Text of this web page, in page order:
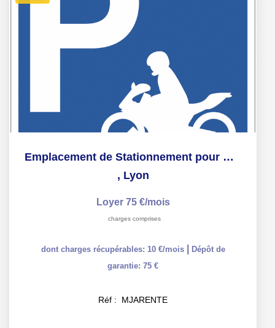
Emplacement de Stationnement pour moto
, Lyon
Loyer 75 €/mois
charges comprises
dont charges récupérables: 10 €/mois
Dépôt de
garantie: 75 €
Réf : MJARENTE